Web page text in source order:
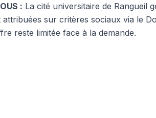
: La cité universitaire de Rangueil
attribuées sur critères sociaux via le
reste limitée face à la demande.